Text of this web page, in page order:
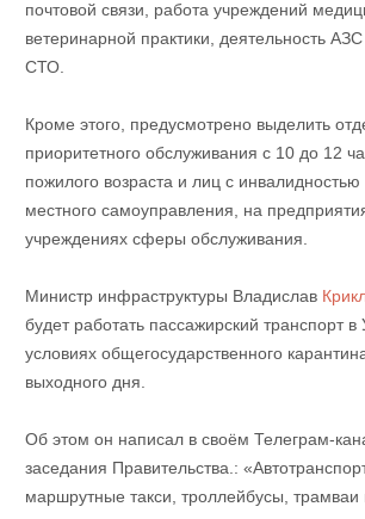
почтовой связи, работа учреждений
ветеринарной практики, деятельность
СТО.
Кроме этого, предусмотрено выделить
приоритетного обслуживания с 10 до 12
пожилого возраста и лиц с инвалидностью
местного самоуправления, на
учреждениях сферы обслуживания.
Министр инфраструктуры Владислав
будет работать пассажирский транспорт в
условиях общегосударственного
выходного дня.
Об этом он написал в своём Телеграм-
заседания Правительства.:
маршрутные такси, троллейбусы, трамваи